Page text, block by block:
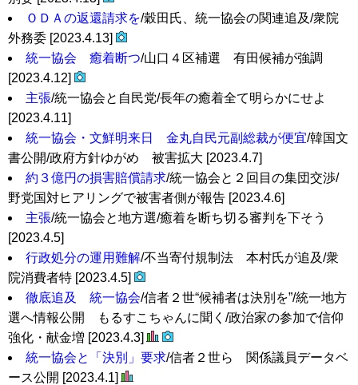
ＯＤＡの返還請求を/穀田氏、統一協会の関連追及/衆院
外務委 [2023.4.13]
統一協会 癒着断つ/山口４区補選 有田候補が強調
[2023.4.12]
主張/統一協会と自民党/長年の癒着全て明らかにせよ
[2023.4.11]
統一協会・文鮮明来日 金丸自民元副総裁が便宜/韓国文
書公開/政府方針ゆがめ 被害拡大 [2023.4.7]
約３億円の損害賠償請求/統一協会と２回目の集団交渉/
野党国対ヒアリングで被害者側が報告 [2023.4.6]
主張/統一協会と地方選/癒着を断ち切る審判を下そう
[2023.4.5]
行政処分の運用難解/不当寄付規制法 本村氏が追及/衆
院消費者特 [2023.4.5]
徹底追及 統一協会/信者２世“候補者は決別を”/統一地方
選へ情報公開 もるすこちゃんに聞く/政治家の参加で信仰
強化・献金増 [2023.4.3]
統一協会と「決別」要求/信者２世ら 関係議員データベ
ース公開 [2023.4.1]